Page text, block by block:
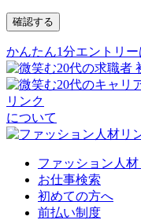
確認する
かんたん1分エントリー
リンク
について
ファッション人
お仕事検索
初めての方へ
前払い制度